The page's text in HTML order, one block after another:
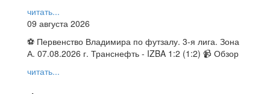
читать...
09 августа 2026
⚽ Первенство Владимира по футзалу. 3-я лига. Зона
А. 07.08.2026 г. Транснефть - IZBA 1:2 (1:2) 📹 Обзор
читать...